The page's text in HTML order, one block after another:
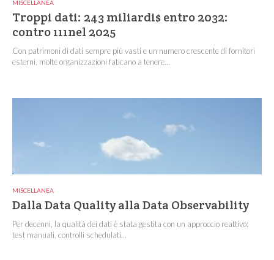
MISCELLANEA
Troppi dati: 243 miliardi$ entro 2032:
contro 111nel 2025
Con patrimoni di dati sempre più vasti e un numero crescente di fornitori
esterni, molte organizzazioni faticano a tenere...
MISCELLANEA
Dalla Data Quality alla Data Observability
Per decenni, la qualità dei dati è stata gestita con un approccio reattivo:
test manuali, controlli schedulati...